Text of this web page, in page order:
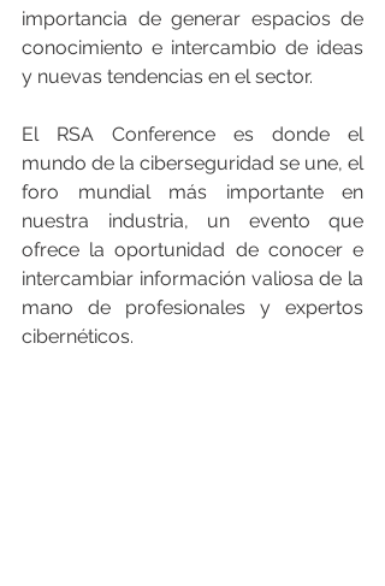
importancia de generar espacios de
conocimiento e intercambio de ideas
y nuevas tendencias en el sector.
El RSA Conference es donde el
mundo de la ciberseguridad se une, el
foro mundial más importante en
nuestra industria, un evento que
ofrece la oportunidad de conocer e
intercambiar información valiosa de la
mano de profesionales y expertos
cibernéticos.